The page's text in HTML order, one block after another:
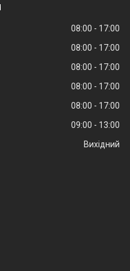
08:00
17:00
08:00
17:00
08:00
17:00
08:00
17:00
08:00
17:00
09:00
13:00
Вихідний